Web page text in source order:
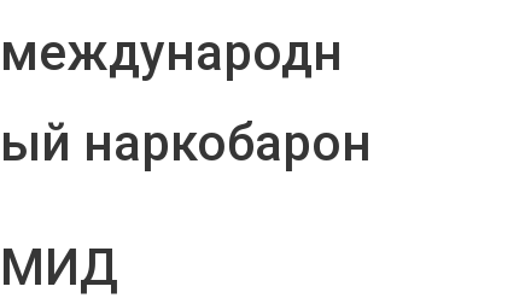
международн
ый наркобарон
МИД